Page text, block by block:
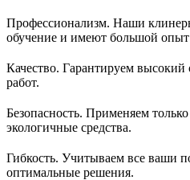
Профессионализм. Наши
обучение и имеют большой
Качество. Гарантируем высокий
работ.
Безопасность. Применяем
экологичные средства.
Гибкость. Учитываем все ваши
оптимальные решения.